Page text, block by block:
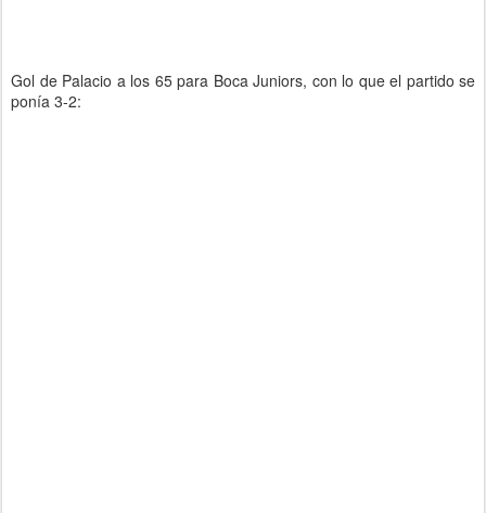
Gol de Palacio a los 65 para Boca Juniors, con lo que el partido se
ponía 3-2: